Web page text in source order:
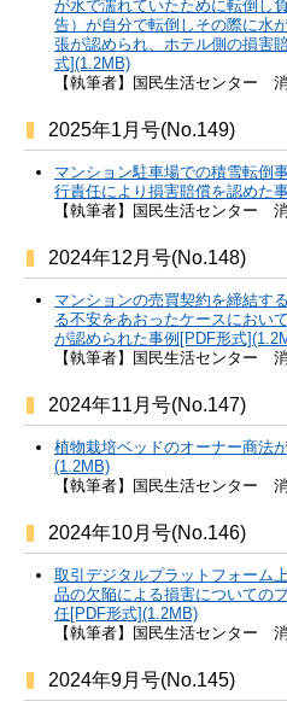
が水で濡れていたために転倒し
告）が自分で転倒しその際に水
張が認められ、ホテル側の損害
式](1.2MB)
【執筆者】国民生活センター
2025年1月号(No.149)
マンション駐車場での積雪転倒
行責任により損害賠償を認めた
【執筆者】国民生活センター
2024年12月号(No.148)
マンションの売買契約を締結す
る不安をあおったケースにおい
が認められた事例[PDF形式
【執筆者】国民生活センター
2024年11月号(No.147)
植物栽培ベッドのオーナー商法
(1.2MB)
【執筆者】国民生活センター
2024年10月号(No.146)
取引デジタルプラットフォーム
品の欠陥による損害についての
任[PDF形式](1.2MB)
【執筆者】国民生活センター
2024年9月号(No.145)